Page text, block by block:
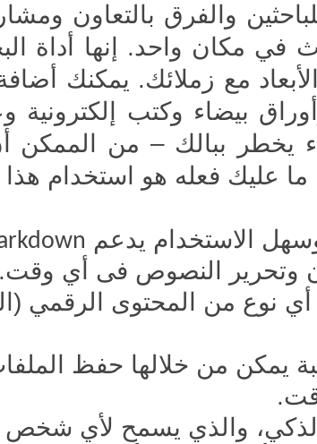
والفرق بالتعاون
في مكان واحد. إنها أداة
الأبعاد مع زملائك. يمكنك
بيضاء وكتب
ببالك – من الممكن
عليك فعله هو استخدام هذا
الاستخدام يدعم
وتحرير النصوص فى أي وقت.
نوع من المحتوى الرقمي
يمكن من خلالها حفظ
والذي يسمح لأي شخص